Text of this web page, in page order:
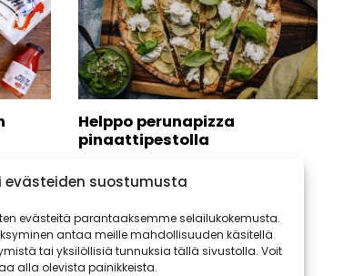
evästeiden suostumusta
evästeitä parantaaksemme selailukokemusta.
antaa meille mahdollisuuden käsitellä
tai yksilöllisiä tunnuksia tällä sivustolla. Voit
alla olevista painikkeista.
Helppo perunapizza
pinaattipestolla
koko perheelle! Valmistimme